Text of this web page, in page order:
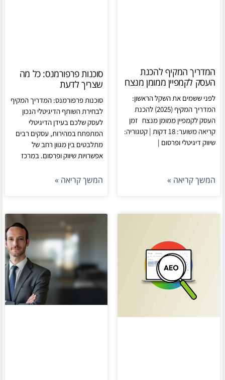
המדריך המקיף להכנת
העסק לקמפיין ממומן מנצח
לפני ששמים את השקל הראשון:
המדריך המקיף (2025) להכנת
העסק לקמפיין ממומן מנצח זמן
קריאה משוער: 18 דקות | קטגוריה:
שיווק דיגיטלי ופרסום |
המשך קריאה »
סוכנות פרפורמנס: כל מה
שצריך לדעת
סוכנות פרפורמנס: המדריך המקיף
לבחירת השותף הדיגיטלי הנכון
לעסק שלכם בעידן הדיגיטלי
המתפתח במהירות, עסקים רבים
מתלבטים בין מגוון רחב של
אפשרויות שיווק ופרסום. במרכז
המשך קריאה »